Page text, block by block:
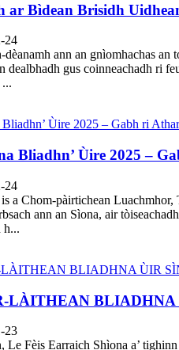
ar Bìdean Brisidh
24
ann an gnìomhachas an
dealbhadh gus coinneachadh ri
Bliadhn’ Ùire 2025 –
24
a Chom-pàirtichean
ann an Sìona, air
h...
LÀITHEAN BLIADHNA
23
Le Fèis Earraich Shìona a’